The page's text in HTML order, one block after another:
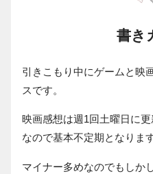
書き
引きこもり中にゲームと映
スです。
映画感想は週1回土曜日に
なので基本不定期となります
マイナー多めなのでもしか